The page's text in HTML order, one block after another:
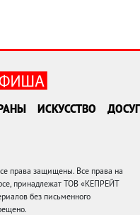
ИСКУССТВО ДОСУГ
защищены. Все права на
принадлежат ТОВ «КЕПРЕЙТ
без письменного